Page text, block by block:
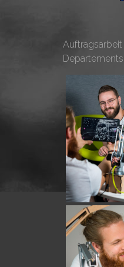
Departements.